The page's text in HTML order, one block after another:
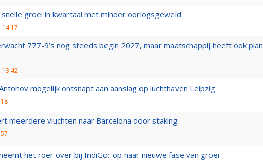
groei in kwartaal met minder oorlogsgeweld
14:17
777-9’s nog steeds begin 2027, maar maatschappij heeft ook plan
13:42
mogelijk ontsnapt aan aanslag op luchthaven Leipzig
meerdere vluchten naar Barcelona door staking
het roer over bij IndiGo: 'op naar nieuwe fase van groei'